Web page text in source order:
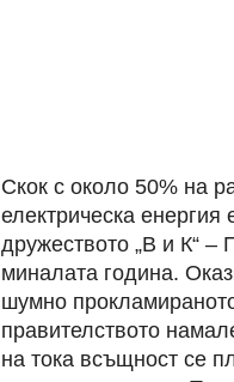
Скок с около 50% на
електрическа енергия
дружеството „В и К“
миналата година.
шумно
правителството
на тока всъщност се